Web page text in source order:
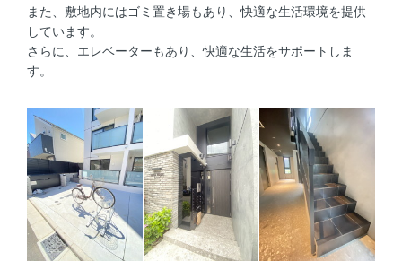
また、敷地内にはゴミ置き場もあり、快適な生活環境を提供
しています。
さらに、エレベーターもあり、快適な生活をサポートしま
す。